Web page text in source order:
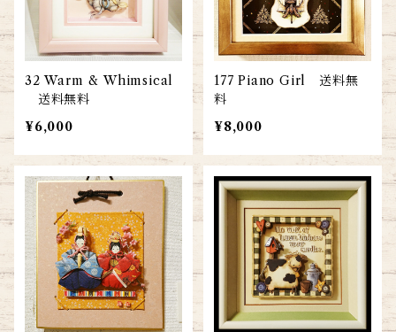
32 Warm & Whimsical
送料無料
¥6,000
177 Piano Girl 送料無
料
¥8,000